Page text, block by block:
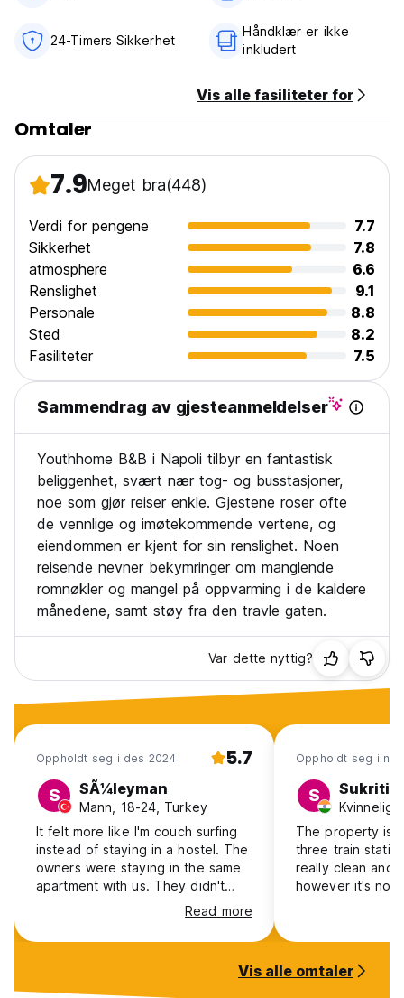
24-Timers Sikkerhet
Håndklær er ikke
inkludert
Vis alle fasiliteter for
Omtaler
7.9Meget bra(448)
Verdi for pengene
7.7
Sikkerhet
7.8
atmosphere
6.6
Renslighet
9.1
Personale
8.8
Sted
8.2
Fasiliteter
7.5
Sammendrag av gjesteanmeldelser
Youthhome B&B i Napoli tilbyr en fantastisk
beliggenhet, svært nær tog- og busstasjoner,
noe som gjør reiser enkle. Gjestene roser ofte
de vennlige og imøtekommende vertene, og
eiendommen er kjent for sin renslighet. Noen
reisende nevner bekymringer om manglende
romnøkler og mangel på oppvarming i de kaldere
månedene, samt støy fra den travle gaten.
Var dette nyttig?
Oppholdt seg i des 2024 5.7
S SÃ¼leyman
Mann, 18-24, Turkey
It felt more like I'm couch surfing
instead of staying in a hostel. The
owners were staying in the same
apartment with us. They didn't
even give me a key, I just ringed
the bell and said my name instead.
The room doesn't have any
night. When I asked them about it,
they told me that they don't have
Read more
Oppholdt seg i
S Sukriti
Kvinnelig,
The property is
three train
really clean and
however it's not
rules that must
isn't very safe. It
Vis alle omtaler